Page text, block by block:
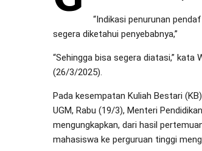
“Indikasi penurunan
segera diketahui penyebabnya,”
“Sehingga bisa segera diatasi,”
(26/3/2025).
Pada kesempatan Kuliah Bestari
UGM, Rabu (19/3), Menteri
mengungkapkan, dari hasil
mahasiswa ke perguruan tinggi